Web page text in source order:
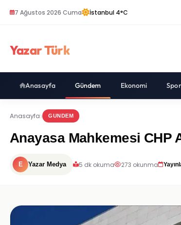
7 Ağustos 2026 Cuma İstanbul 4°C
Yazar Türk
Anasayfa Gündem Ekonomi Spor
Anasayfa GUNDEM
Anayasa Mahkemesi CHP
E Yazar Medya 5 dk okuma 273 okunma